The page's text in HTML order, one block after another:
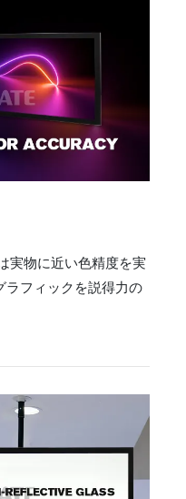
実物に近い色精度を実
ラフィックを説得力の